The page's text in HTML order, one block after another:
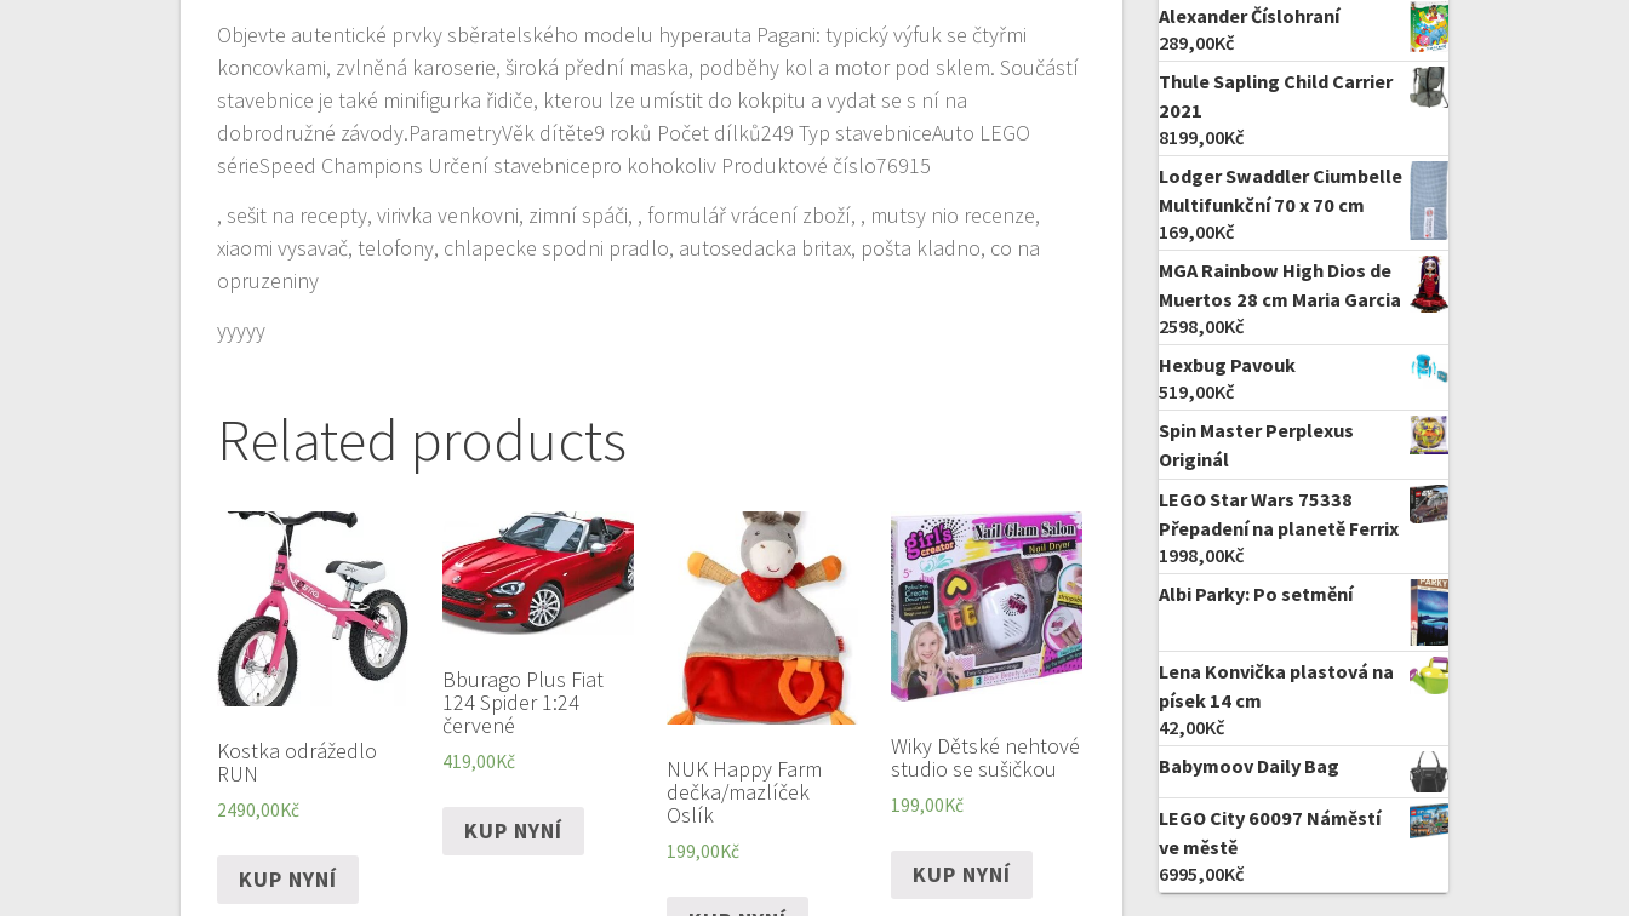
Objevte autentické prvky sběratelského modelu hyperauta Pagani: typický výfuk se čtyřmi
koncovkami, zvlněná karoserie, široká přední maska, podběhy kol a motor pod sklem. Součástí
stavebnice je také minifigurka řidiče, kterou lze umístit do kokpitu a vydat se s ní na
dobrodružné závody.ParametryVěk dítěte9 roků Počet dílků249 Typ stavebniceAuto LEGO
sérieSpeed Champions Určení stavebnicepro kohokoliv Produktové číslo76915
, sešit na recepty, virivka venkovni, zimní spáči, , formulář vrácení zboží, , mutsy nio recenze,
xiaomi vysavač, telofony, chlapecke spodni pradlo, autosedacka britax, pošta kladno, co na
opruzeniny
yyyyy
Related products
Kostka odrážedlo
RUN
2490,00Kč
KUP NYNÍ
Bburago Plus Fiat
124 Spider 1:24
červené
419,00Kč
KUP NYNÍ
NUK Happy Farm
dečka/mazlíček
Oslík
199,00Kč
Wiky Dětské nehtové
studio se sušičkou
199,00Kč
KUP NYNÍ
Alexander Číslohraní
289,00Kč
Thule Sapling Child Carrier
2021
8199,00Kč
Lodger Swaddler Ciumbelle
Multifunkční 70 x 70 cm
169,00Kč
MGA Rainbow High Dios de
Muertos 28 cm Maria Garcia
2598,00Kč
Hexbug Pavouk
519,00Kč
Spin Master Perplexus
Originál
LEGO Star Wars 75338
Přepadení na planetě Ferrix
1998,00Kč
Albi Parky: Po setmění
Lena Konvička plastová na
písek 14 cm
42,00Kč
Babymoov Daily Bag
LEGO City 60097 Náměstí
ve městě
6995,00Kč